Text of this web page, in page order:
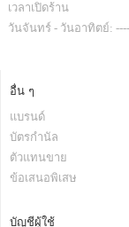
เวลาเปิดร้าน
วันจันทร์ - วันอาทิตย์:
อื่น ๆ
แบรนด์
บัตรกำนัล
ตัวแทนขาย
ข้อเสนอพิเสษ
บัญชีผู้ใช้